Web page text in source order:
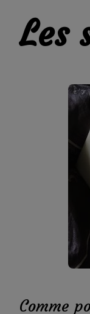
Les
Comme